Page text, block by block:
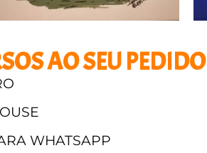
AO SEU PEDIDO
WHATSAPP